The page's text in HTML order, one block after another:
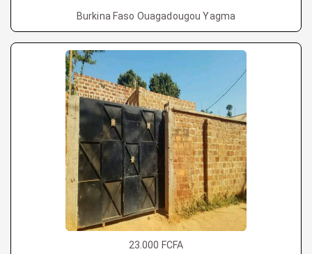
Burkina Faso Ouagadougou Yagma
23.000 FCFA